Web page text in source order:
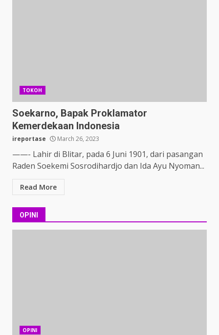
TOKOH
Soekarno, Bapak Proklamator
Kemerdekaan Indonesia
ireportase March 26, 2023
——- Lahir di Blitar, pada 6 Juni 1901, dari pasangan
Raden Soekemi Sosrodihardjo dan Ida Ayu Nyoman...
Read More
OPINI
OPINI